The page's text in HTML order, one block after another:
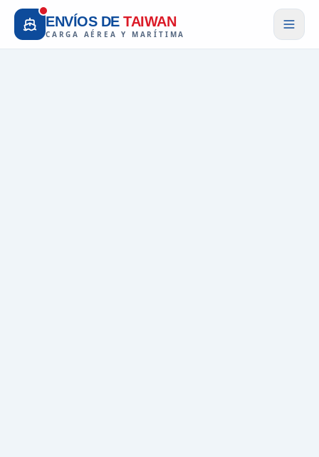
ENVÍOS DE TAIWAN
CARGA AÉREA Y MARÍTIMA